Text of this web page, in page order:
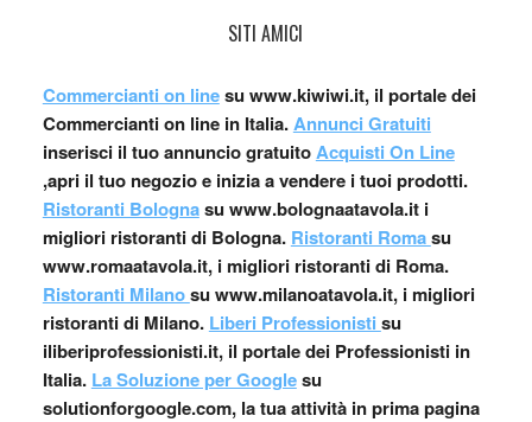
SITI AMICI
Commercianti on linesu www.kiwiwi.it, il portale dei
Commercianti on line in Italia.Annunci Gratuiti
inserisci il tuo annuncio gratuitoAcquisti On Line
,apri il tuo negozio e inizia a vendere i tuoi prodotti.
Ristoranti Bolognasu www.bolognaatavola.it i
migliori ristoranti di Bologna. Ristoranti Romasu
www.romaatavola.it, i migliori ristoranti di Roma.
Ristoranti Milanosu www.milanoatavola.it, i migliori
ristoranti di Milano. Liberi Professionisti su
iliberiprofessionisti.it, il portale dei Professionisti in
Italia. La Soluzione per Googlesu
solutionforgoogle.com, la tua attività in prima pagina